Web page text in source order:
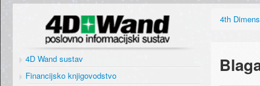
4D Wand sustav
Financijsko knjigovodstvo
4th